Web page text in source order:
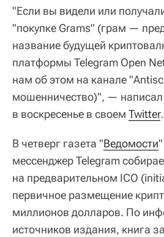
"Если вы видели или
"покупке Grams" (грам —
название будущей
платформы Telegram Open
нам об этом на канале
мошенничество)", —
в воскресенье в своем Twitter.
В четверг газета "Ведомости
мессенджер Telegram
на предварительном ICO
первичное размещение
миллионов долларов. По
источников издания, книга